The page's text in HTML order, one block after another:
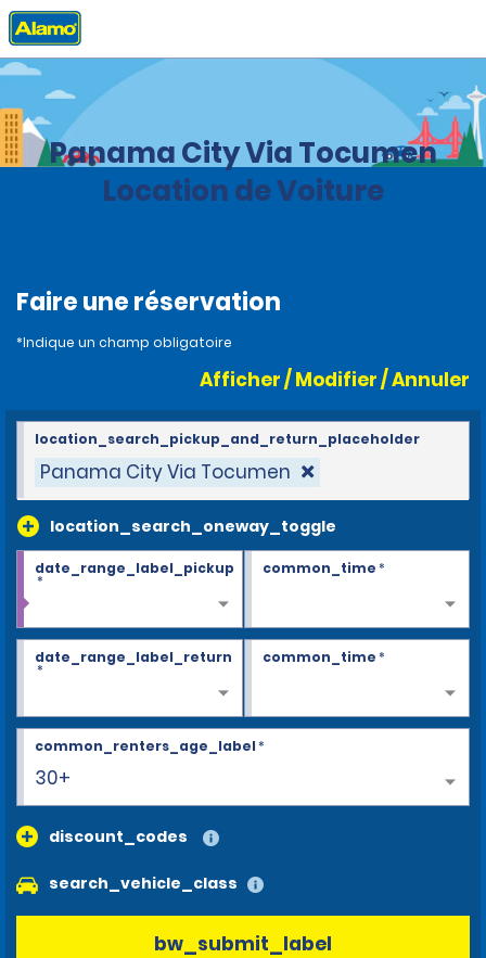
Accueil Agences
Panama City Via Tocumen
Location de Voiture
Faire une réservation
*Indique un champ obligatoire
Afficher / Modifier / Annuler
Panama City Via Tocumen
location_search_oneway_toggle
location_search_pickup_and_return_placeholder
date_range_label_pickup
*
common_time*
date_range_label_return
*
common_time*
30+
common_renters_age_label*
discount_codes
search_vehicle_class
bw_submit_label